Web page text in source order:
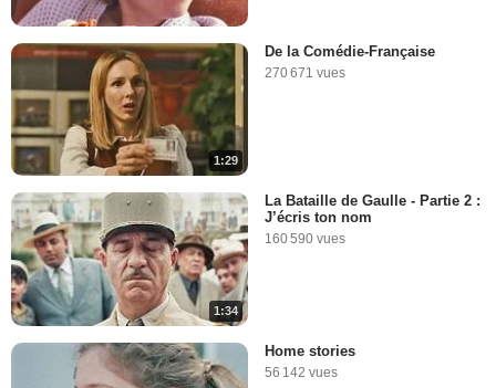
1:29
De la Comédie-Française
270 671 vues
1:34
La Bataille de Gaulle - Partie 2 :
J’écris ton nom
160 590 vues
Home stories
56 142 vues